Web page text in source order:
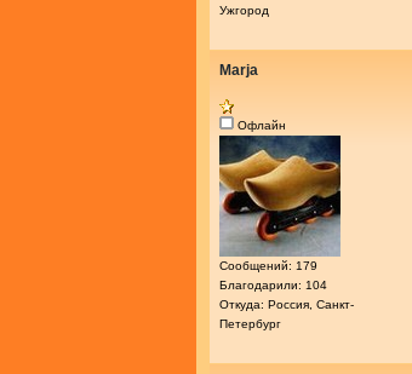
Ужгород
Marja
Офлайн
Сообщений: 179
Благодарили: 104
Откуда: Россия, Санкт-
Петербург